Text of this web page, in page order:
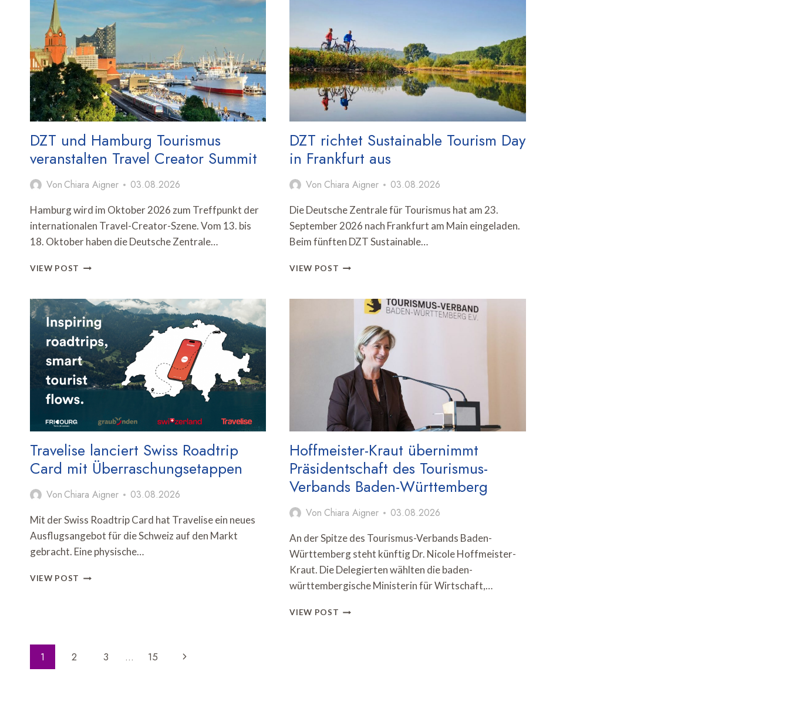
WETTERGESTEUERTER
AUSSENWERBUNG F
ORT
BOARD
MEETING
NACH
LINDAU
DZT und Hamburg Tourismus
veranstalten Travel Creator Summit
Von Chiara Aigner 03.08.2026
Hamburg wird im Oktober 2026 zum Treffpunkt der
internationalen Travel-Creator-Szene. Vom 13. bis
18. Oktober haben die Deutsche Zentrale…
VIEW POST DZT
TOURISMUS
VERANSTALTEN
TRAVEL
CREATOR
SUMMIT
DZT richtet Sustainable Tourism Day
in Frankfurt aus
Von Chiara Aigner 03.08.2026
Die Deutsche Zentrale für Tourismus hat am 23.
September 2026 nach Frankfurt am Main eingeladen.
Beim fünften DZT Sustainable…
VIEW POST DZT
TOURISM
FRANKFURT
AUS
Travelise lanciert Swiss Roadtrip
Card mit Überraschungsetappen
Von Chiara Aigner 03.08.2026
Mit der Swiss Roadtrip Card hat Travelise ein neues
Ausflugsangebot für die Schweiz auf den Markt
gebracht. Eine physische…
VIEW POST TRAVELISE
Hoffmeister-Kraut übernimmt
Präsidentschaft des Tourismus-
Verbands Baden-Württemberg
Von Chiara Aigner 03.08.2026
An der Spitze des Tourismus-Verbands Baden-
Württemberg steht künftig Dr. Nicole Hoffmeister-
Kraut. Die Delegierten wählten die baden-
württembergische Ministerin für Wirtschaft,…
VIEW POST HOFFMEISTER-
Seitennavigation
1 2 3 … 15
Nächste